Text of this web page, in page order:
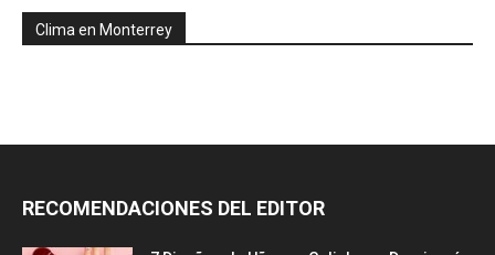
Clima en Monterrey
RECOMENDACIONES DEL EDITOR